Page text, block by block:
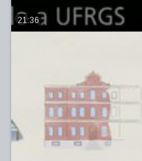
21:36